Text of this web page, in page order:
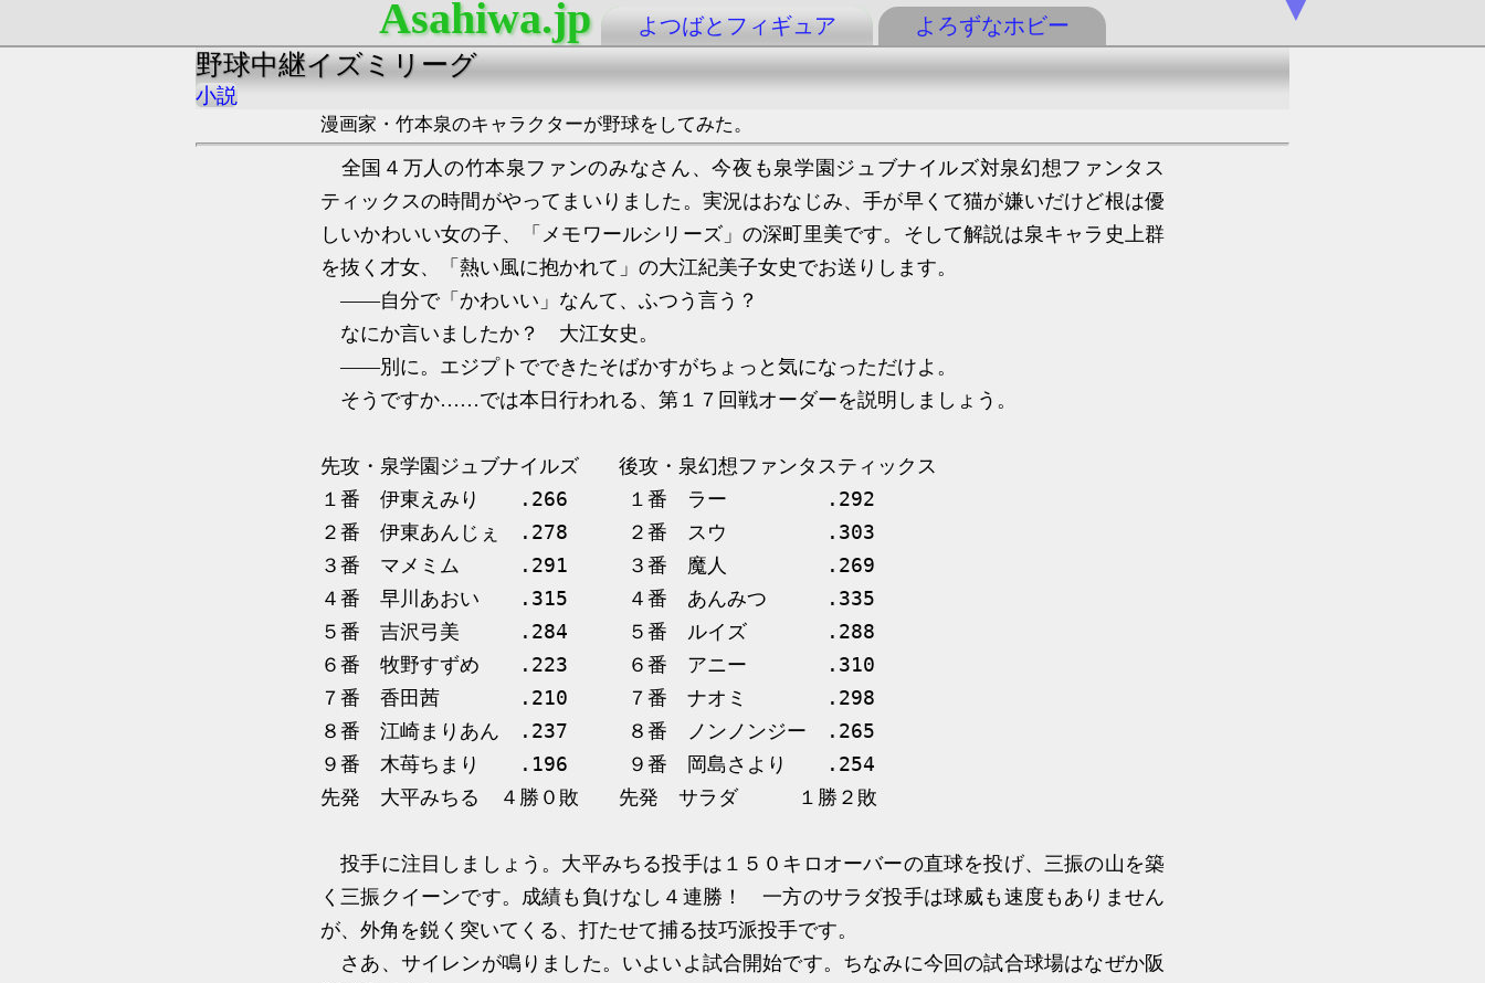
Asahiwa.jp よつばとフィギュア よろずなホビー
野球中継イズミリーグ
小説
漫画家・竹本泉のキャラクターが野球をしてみた。
全国４万人の竹本泉ファンのみなさん、今夜も泉学園ジュブナイルズ対泉幻想ファンタス
ティックスの時間がやってまいりました。実況はおなじみ、手が早くて猫が嫌いだけど根は優
しいかわいい女の子、「メモワールシリーズ」の深町里美です。そして解説は泉キャラ史上群
を抜く才女、「熱い風に抱かれて」の大江紀美子女史でお送りします。
――自分で「かわいい」なんて、ふつう言う？
なにか言いましたか？ 大江女史。
――別に。エジプトでできたそばかすがちょっと気になっただけよ。
そうですか……では本日行われる、第１７回戦オーダーを説明しましょう。
先攻・泉学園ジュブナイルズ 後攻・泉幻想ファンタスティックス
１番 伊東えみり .266 １番 ラー .292
２番 伊東あんじぇ .278 ２番 スウ .303
３番 マメミム .291 ３番 魔人 .269
４番 早川あおい .315 ４番 あんみつ .335
５番 吉沢弓美 .284 ５番 ルイズ .288
６番 牧野すずめ .223 ６番 アニー .310
７番 香田茜 .210 ７番 ナオミ .298
８番 江崎まりあん .237 ８番 ノンノンジー .265
９番 木苺ちまり .196 ９番 岡島さより .254
先発 大平みちる ４勝０敗 先発 サラダ １勝２敗
投手に注目しましょう。大平みちる投手は１５０キロオーバーの直球を投げ、三振の山を築
く三振クイーンです。成績も負けなし４連勝！ 一方のサラダ投手は球威も速度もありません
が、外角を鋭く突いてくる、打たせて捕る技巧派投手です。
さあ、サイレンが鳴りました。いよいよ試合開始です。ちなみに今回の試合球場はなぜか阪
▼